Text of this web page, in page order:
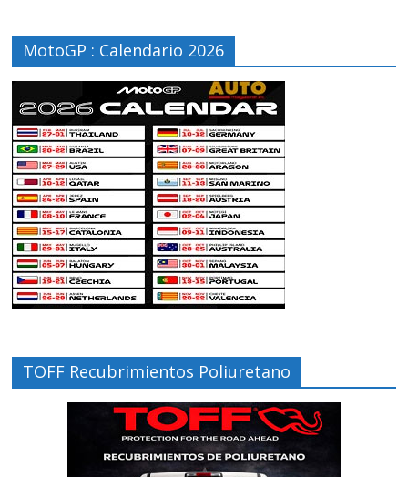
MotoGP : Calendario 2026
TOFF Recubrimientos Poliuretano